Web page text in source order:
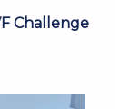
Challenge